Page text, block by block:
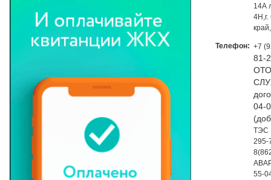
14А
Телефон: +7
81-
04-
ТЭС
295-
55-